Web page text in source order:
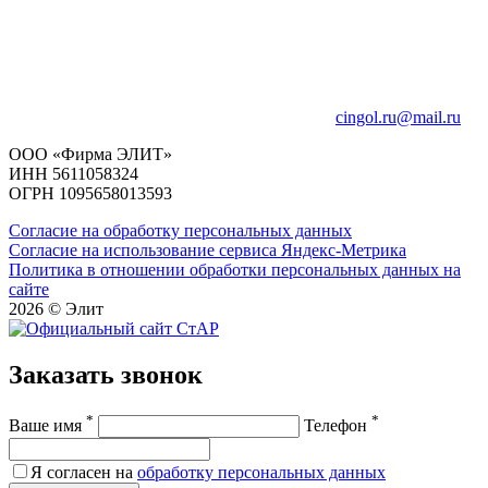
cingol.ru@mail.ru
ООО «Фирма ЭЛИТ»
ИНН 5611058324
ОГРН 1095658013593
Согласие на обработку персональных данных
Согласие на использование сервиса Яндекс-Метрика
Политика в отношении обработки персональных данных на
сайте
2026 © Элит
Заказать звонок
Ваше имя * Телефон *
Я согласен на обработку персональных данных